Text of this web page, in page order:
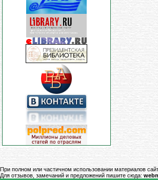
При полном или частичном использовании материалов
Для отзывов, замечаний и предложений пишите сюда: